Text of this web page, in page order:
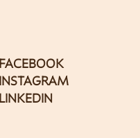
FACEBOOK
INSTAGRAM
LINKEDIN